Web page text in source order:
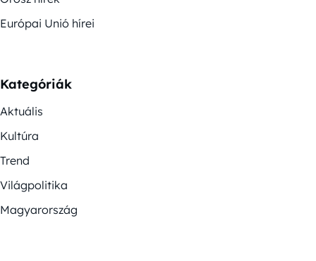
Európai Unió hírei
Kategóriák
Aktuális
Kultúra
Trend
Világpolitika
Magyarország